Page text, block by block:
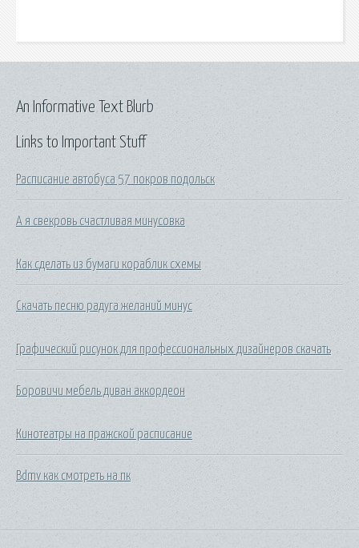
Links to Important Stuff
Расписание автобуса 57 покров подольск
А я свекровь счастливая минусовка
Как сделать из бумаги кораблик схемы
Скачать песню радуга желаний минус
Графический рисунок для профессиональных дизайнеров скачать
Боровичи мебель диван аккордеон
Кинотеатры на пражской расписание
Bdmv как смотреть на пк
An Informative Text Blurb